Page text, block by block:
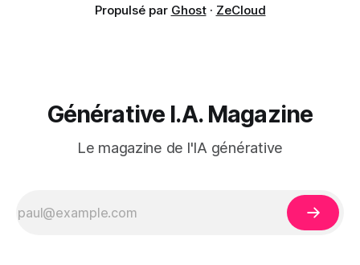
Propulsé par Ghost· ZeCloud
Générative I.A. Magazine
Le magazine de l'IA générative